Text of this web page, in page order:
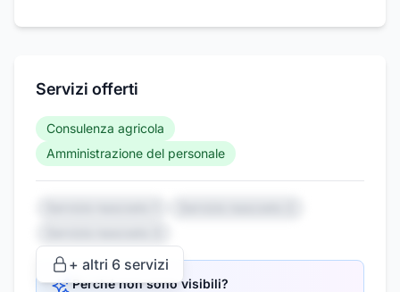
Servizi offerti
Consulenza agricola
Amministrazione del personale
+ altri 6 servizi
Perché non sono visibili?